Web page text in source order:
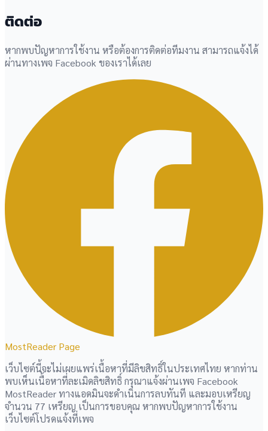
ติดต่อ
หากพบปัญหาการใช้งาน หรือต้องการติดต่อทีมงาน สามารถแจ้งได้
ผ่านทางเพจ Facebook ของเราได้เลย
MostReader Page
เว็บไซต์นี้จะไม่เผยแพร่เนื้อหาที่มีลิขสิทธิ์ในประเทศไทย หากท่าน
พบเห็นเนื้อหาที่ละเมิดลิขสิทธิ์ กรุณาแจ้งผ่านเพจ Facebook
MostReader ทางแอดมินจะดำเนินการลบทันที และมอบเหรียญ
จำนวน 77 เหรียญ เป็นการขอบคุณ หากพบปัญหาการใช้งาน
เว็บไซต์โปรดแจ้งที่เพจ